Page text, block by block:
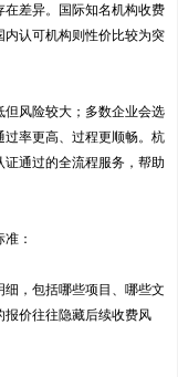
差异。国际知名机构收费
认可机构则性价比较为突
风险较大；多数企业会选
率更高、过程更顺畅。杭
通过的全流程服务，帮助
：
，包括哪些项目、哪些文
报价往往隐藏后续收费风